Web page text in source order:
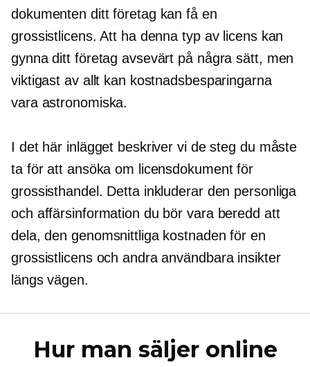
dokumenten ditt företag kan få en
grossistlicens. Att ha denna typ av licens kan
gynna ditt företag avsevärt på några sätt, men
viktigast av allt kan kostnadsbesparingarna
vara astronomiska.
I det här inlägget beskriver vi de steg du måste
ta för att ansöka om licensdokument för
grossisthandel. Detta inkluderar den personliga
och affärsinformation du bör vara beredd att
dela, den genomsnittliga kostnaden för en
grossistlicens och andra användbara insikter
längs vägen.
Hur man säljer online